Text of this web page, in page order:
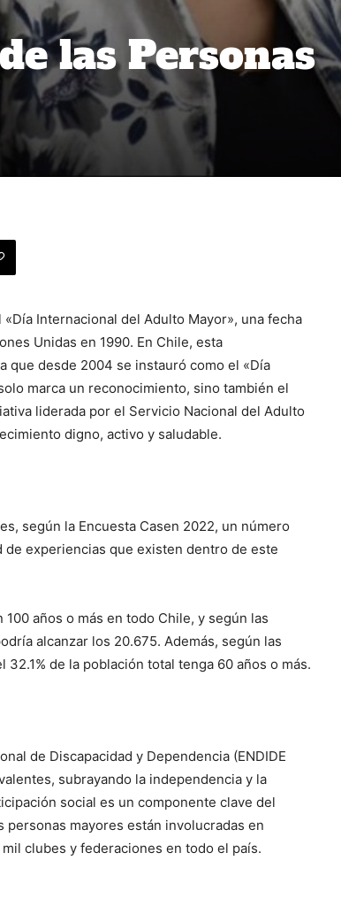
las Personas
Internacional del Adulto Mayor», una fecha
Unidas en 1990. En Chile, esta
que desde 2004 se instauró como el «Día
marca un reconocimiento, sino también el
liderada por el Servicio Nacional del Adulto
digno, activo y saludable.
según la Encuesta Casen 2022, un número
experiencias que existen dentro de este
años o más en todo Chile, y según las
alcanzar los 20.675. Además, según las
de la población total tenga 60 años o más.
de Discapacidad y Dependencia (ENDIDE
subrayando la independencia y la
social es un componente clave del
mayores están involucradas en
clubes y federaciones en todo el país.